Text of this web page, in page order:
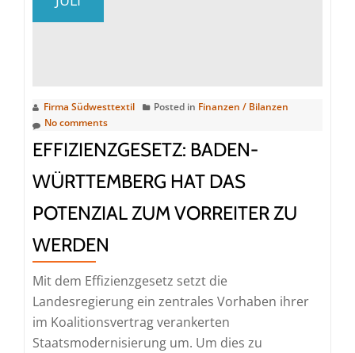
in
der
Hitzewelle
Firma Südwesttextil Posted in Finanzen / Bilanzen
No comments
EFFIZIENZGESETZ: BADEN-
WÜRTTEMBERG HAT DAS
POTENZIAL ZUM VORREITER ZU
WERDEN
Mit dem Effizienzgesetz setzt die
Landesregierung ein zentrales Vorhaben ihrer
im Koalitionsvertrag verankerten
Staatsmodernisierung um. Um dies zu